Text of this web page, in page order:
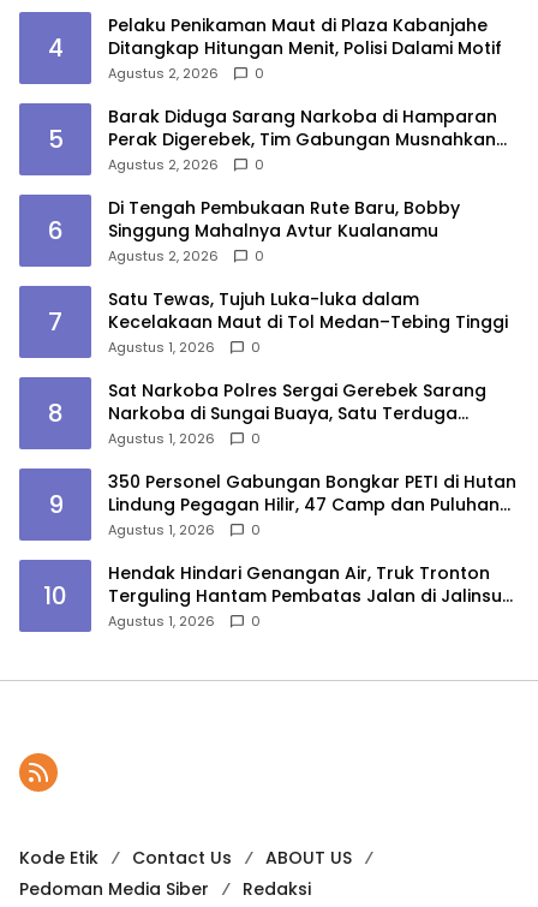
4
Pelaku Penikaman Maut di Plaza Kabanjahe
Ditangkap Hitungan Menit, Polisi Dalami Motif
Agustus 2, 2026 0
5
Barak Diduga Sarang Narkoba di Hamparan
Perak Digerebek, Tim Gabungan Musnahkan
Lokasi
Agustus 2, 2026 0
6
Di Tengah Pembukaan Rute Baru, Bobby
Singgung Mahalnya Avtur Kualanamu
Agustus 2, 2026 0
7
Satu Tewas, Tujuh Luka-luka dalam
Kecelakaan Maut di Tol Medan–Tebing Tinggi
Agustus 1, 2026 0
8
Sat Narkoba Polres Sergai Gerebek Sarang
Narkoba di Sungai Buaya, Satu Terduga
Pelaku Diamankan
Agustus 1, 2026 0
9
350 Personel Gabungan Bongkar PETI di Hutan
Lindung Pegagan Hilir, 47 Camp dan Puluhan
Peralatan Dimusnahkan
Agustus 1, 2026 0
10
Hendak Hindari Genangan Air, Truk Tronton
Terguling Hantam Pembatas Jalan di Jalinsum
Sergai
Agustus 1, 2026 0
Kode Etik Contact Us
ABOUT US
Pedoman Media Siber
Redaksi